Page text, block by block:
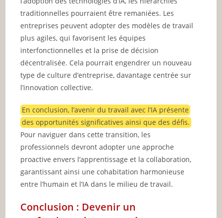
traditionnelles pourraient être remaniées. Les
entreprises peuvent adopter des modèles de travail
plus agiles, qui favorisent les équipes
interfonctionnelles et la prise de décision
décentralisée. Cela pourrait engendrer un nouveau
type de culture d’entreprise, davantage centrée sur
l’innovation collective.
En conclusion, l’avenir du travail avec l’IA présente
des opportunités significatives ainsi que des défis.
Pour naviguer dans cette transition, les
professionnels devront adopter une approche
proactive envers l’apprentissage et la collaboration,
garantissant ainsi une cohabitation harmonieuse
entre l’humain et l’IA dans le milieu de travail.
Conclusion : Devenir un